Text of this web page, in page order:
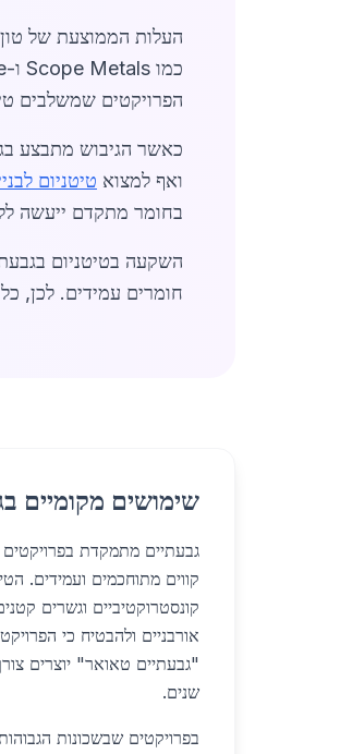
הפרויקטים שמשלבים
כאשר הגיבוש מתבצע
ואף למצוא טיטניום
בחומר מתקדם ייעשה
השקעה בטיטניום
חומרים עמידים. לכן,
שימושים מקומיים
גבעתיים מתמקדת בפרויקטים
קווים מתוחכמים ועמידים.
קונסטרוקטיביים וגשרים
אורבניים ולהבטיח כי
"גבעתיים טאואר" יוצרים
שנים.
בפרויקטים שבשכונות